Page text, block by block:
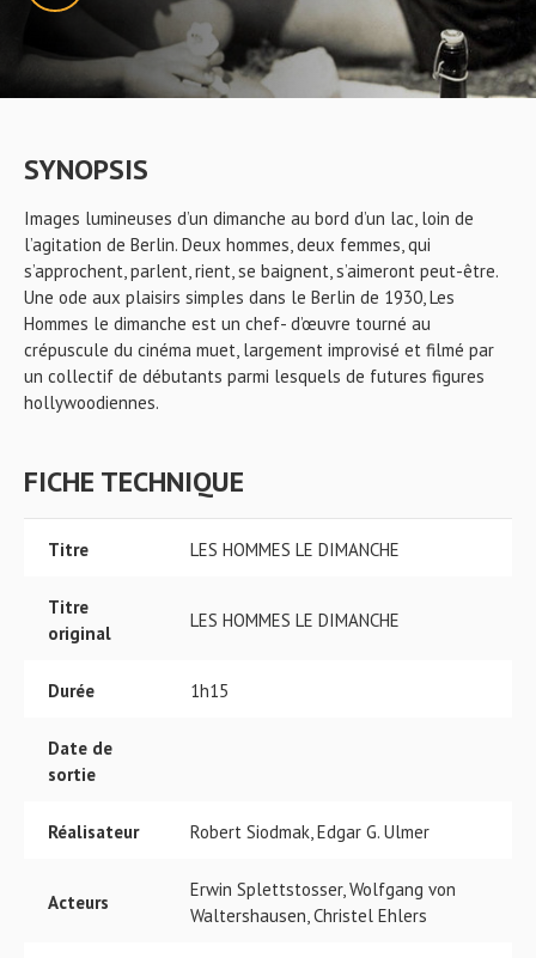
SYNOPSIS
Images lumineuses d’un dimanche au bord d’un lac, loin de
l’agitation de Berlin. Deux hommes, deux femmes, qui
s’approchent, parlent, rient, se baignent, s’aimeront peut-être.
Une ode aux plaisirs simples dans le Berlin de 1930, Les
Hommes le dimanche est un chef- d’œuvre tourné au
crépuscule du cinéma muet, largement improvisé et filmé par
un collectif de débutants parmi lesquels de futures figures
hollywoodiennes.
FICHE TECHNIQUE
Titre LES HOMMES LE DIMANCHE
Titre
original
LES HOMMES LE DIMANCHE
Durée 1h15
Date de
sortie
Réalisateur Robert Siodmak, Edgar G. Ulmer
Acteurs
Erwin Splettstosser, Wolfgang von
Waltershausen, Christel Ehlers